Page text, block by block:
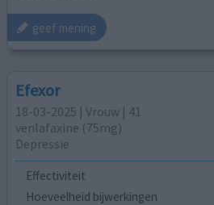
geef mening
Efexor
18-03-2025 | Vrouw | 41
venlafaxine (75mg)
Depressie
Effectiviteit
Hoeveelheid bijwerkingen